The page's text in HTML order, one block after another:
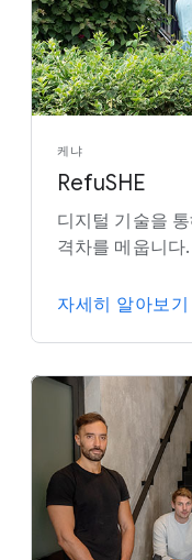
케냐
RefuSHE
디지털 기술을
격차를 메웁니다.
자세히 알아보기